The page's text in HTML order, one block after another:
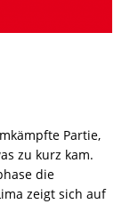
Partie,
zu kurz kam.
die
zeigt sich auf